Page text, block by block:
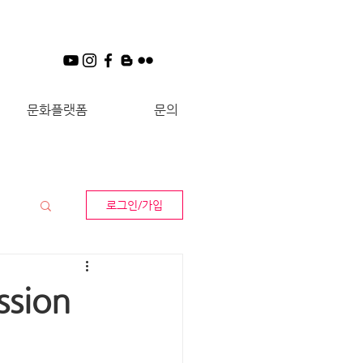
문화플랫폼 문의
로그인/가입